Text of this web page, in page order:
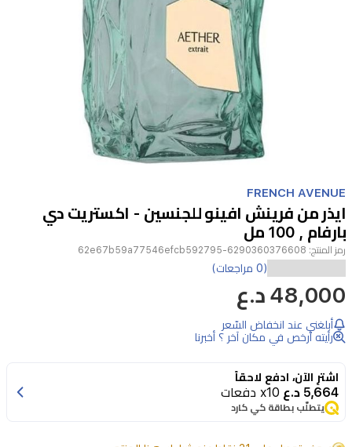
1
of
1
FRENCH AVENUE
ايذر من فرينش افينو للجنسين - اكستريت دي
بارفام , 100 مل
رمز المنتج: 6290360376608-62e67b59a77546efcb592795
عطر
فرنش
للجنسين
أيثير،
100
مل
(0 مراجعات)
48,000 د.ع
أبلغني عند انخفاض السّعر
رأيته أرخص في مكان آخر ؟ أخبرنا
اشترِ الآن، ادفع لاحقاً
5,664 د.ع x10 دفعات
يتطلّب بطاقة كي كارد